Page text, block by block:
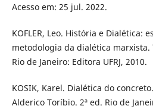
Acesso em: 25 jul. 2022.
KOFLER, Leo. História e Dialética:
metodologia da dialética marxista.
Rio de Janeiro: Editora UFRJ, 2010.
KOSIK, Karel. Dialética do
Alderico Toríbio. 2ª ed. Rio de